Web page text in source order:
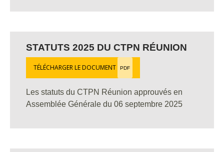
STATUTS 2025 DU CTPN RÉUNION
TÉLÉCHARGER LE DOCUMENT PDF
Les statuts du CTPN Réunion approuvés en
Assemblée Générale du 06 septembre 2025